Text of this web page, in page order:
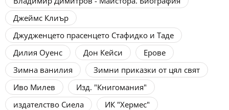
Джеймс Клиър
Джудженцето прасенцето Стафидко и Таде
Дилия Оуенс
Дон Кейси
Ерове
Зимна ванилия
Зимни приказки от цял свят
Иво Милев
Изд. "Книгомания"
издателство Сиела
ИК "Хермес"